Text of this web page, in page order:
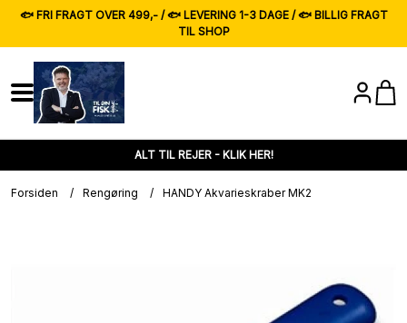
🐟 FRI FRAGT OVER 499,- / 🐟 LEVERING 1-3 DAGE / 🐟 BILLIG FRAGT
TIL SHOP
ALT TIL REJER - KLIK HER!
Forsiden / Rengøring / HANDY Akvarieskraber MK2